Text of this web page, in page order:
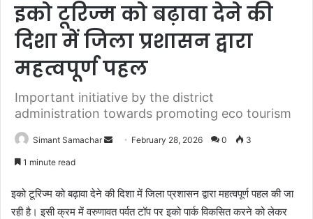
इको टूरिज्म को बढ़ावा देने की
दिशा में जिला प्रशासन द्वारा
महत्वपूर्ण पहल
Important initiative by the district
administration towards promoting eco tourism
Simant Samachar
d
a
February 28, 2026 0 3
1 minute read
इको टूरिज्म को बढ़ावा देने की दिशा में जिला प्रशासन द्वारा महत्वपूर्ण पहल की जा
रही है। इसी क्रम में वरुणावत पर्वत टॉप पर इको पार्क विकसित करने को लेकर